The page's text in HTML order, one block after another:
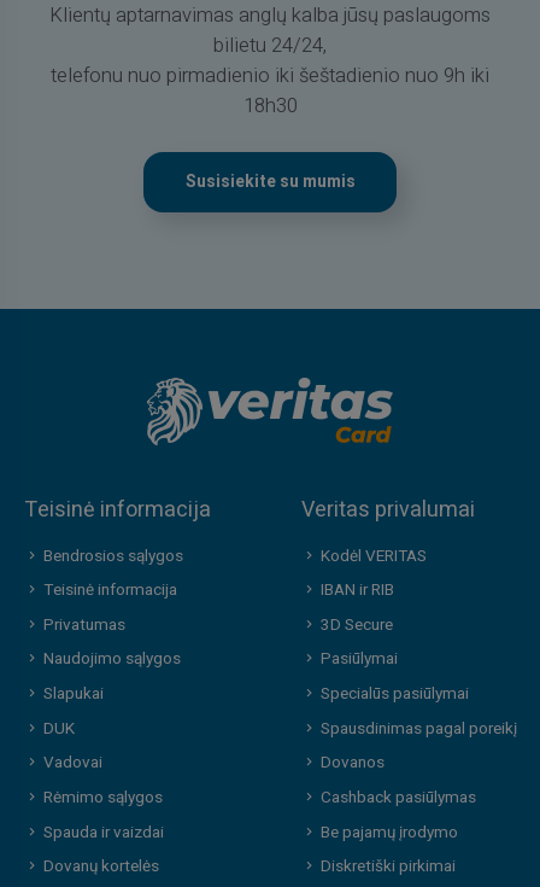
Klientų aptarnavimas anglų kalba jūsų paslaugoms
bilietu 24/24,
telefonu nuo pirmadienio iki šeštadienio nuo 9h iki
18h30
Susisiekite su mumis
Teisinė informacija
Bendrosios sąlygos
Teisinė informacija
Privatumas
Naudojimo sąlygos
Slapukai
DUK
Vadovai
Rėmimo sąlygos
Spauda ir vaizdai
Dovanų kortelės
Veritas privalumai
Kodėl VERITAS
IBAN ir RIB
3D Secure
Pasiūlymai
Specialūs pasiūlymai
Spausdinimas pagal poreikį
Dovanos
Cashback pasiūlymas
Be pajamų įrodymo
Diskretiški pirkimai